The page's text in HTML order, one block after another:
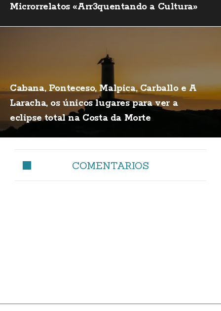
Microrrelatos «Arr3quentando a Cultura»
Cabana, Ponteceso, Malpica, Carballo e A
Laracha, os únicos lugares para ver a
eclipse total na Costa da Morte
COMENTARIOS